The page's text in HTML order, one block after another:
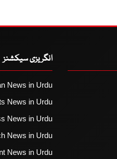
انگریزی سیکشنز
News in Urdu
News in Urdu
News in Urdu
News in Urdu
News in Urdu